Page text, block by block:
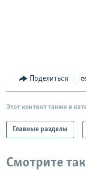
Поделиться
Этот контент также в
Главные разделы
Смотрите